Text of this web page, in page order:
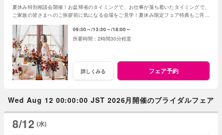
夏休み特別相談会開催！お盆帰省のタイミングで、お仕事が落ち着いたタイミングで、
ご家族の皆さまへのご挨拶前に気になる会場をご見学！夏休み限定フェア特典もご用意
09:30～ 13:30～ 18:00～
2時間30分程度
詳しくみる フェア予約
Wed Aug 12 00:00:00 JST 2026月開催のブライダルフェア
8/12 (水)